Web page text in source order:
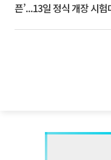
픈’...13일 정식 개장 시험